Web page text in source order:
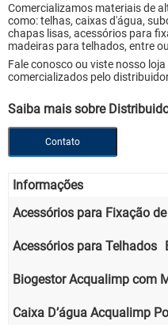
Comercializamos materiais de
como: telhas, caixas d'água,
chapas lisas, acessórios para
madeiras para telhados, entre
Fale conosco ou viste nosso
comercializados pelo
Saiba mais sobre
Contato
Informações
Acessórios para Fixação
Acessórios para Telhados
Biogestor Acqualimp com
Caixa D’água Acqualimp